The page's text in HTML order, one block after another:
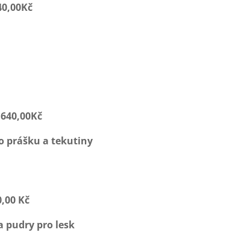
prášku a tekutiny
Kč
pudry pro lesk